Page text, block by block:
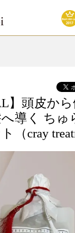
】頭皮か
導く ちゅ
（cray